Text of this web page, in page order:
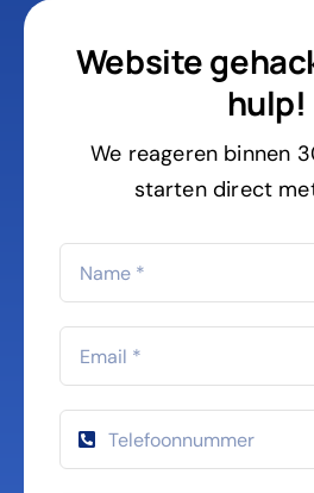
Website
hulp!
We reageren binnen
starten direct